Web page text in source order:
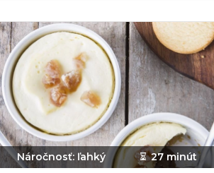
Náročnosť: ľahký 27 minút